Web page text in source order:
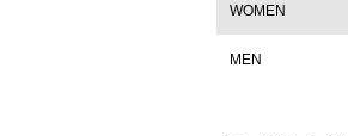
WOMEN
MEN